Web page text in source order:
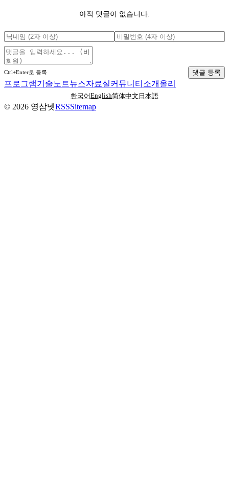
아직 댓글이 없습니다.
Ctrl+Enter로 등록 댓글 등록
프로그램기술노트뉴스자료실커뮤니티 소개 올리
한국어English简体中文 日本語
© 2026 영삼넷RSSSitemap